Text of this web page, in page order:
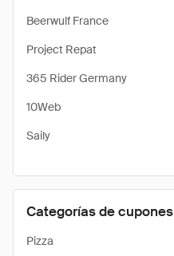
Beerwulf France
Project Repat
365 Rider Germany
10Web
Saily
Categorías de cupones
Pizza